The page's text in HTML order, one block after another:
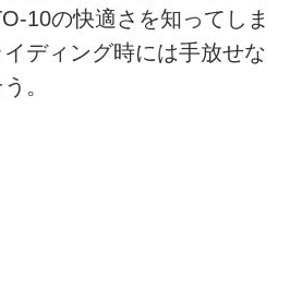
10の快適さを知ってしま
ディング時には手放せな
。